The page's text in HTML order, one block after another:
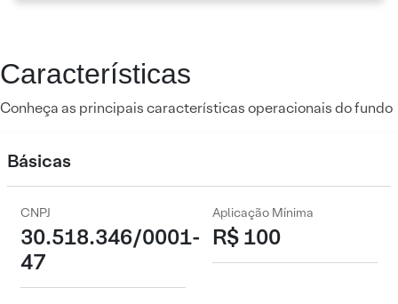
Características
Conheça as principais características operacionais do fundo
Básicas
CNPJ
30.518.346/0001-
47
Aplicação Mínima
R$ 100